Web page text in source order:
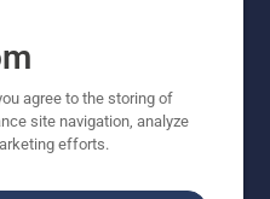
agree to the storing of
site navigation, analyze
efforts.